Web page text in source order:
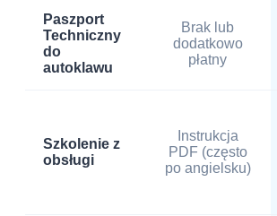
Paszport
Techniczny
do
autoklawu
Brak lub
dodatkowo
płatny
Szkolenie z
obsługi
Instrukcja
PDF (często
po angielsku)